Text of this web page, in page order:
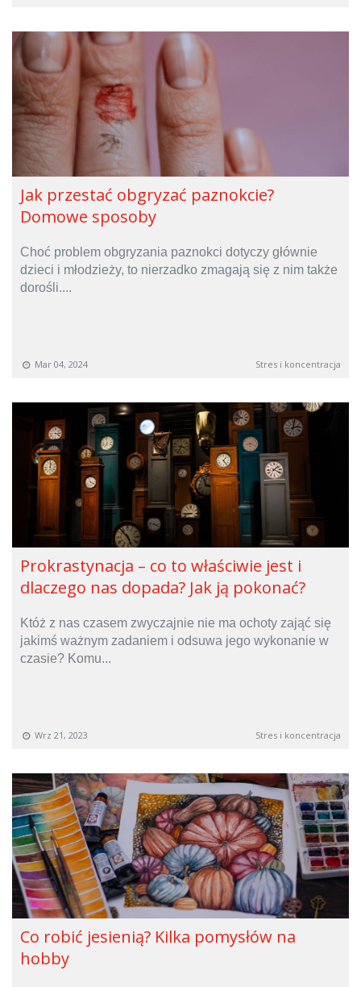
Jak przestać obgryzać paznokcie?
Domowe sposoby
Choć problem obgryzania paznokci dotyczy głównie
dzieci i młodzieży, to nierzadko zmagają się z nim także
dorośli....
Mar 04, 2024 Stres i koncentracja
Prokrastynacja – co to właściwie jest i
dlaczego nas dopada? Jak ją pokonać?
Któż z nas czasem zwyczajnie nie ma ochoty zająć się
jakimś ważnym zadaniem i odsuwa jego wykonanie w
czasie? Komu...
Wrz 21, 2023 Stres i koncentracja
Co robić jesienią? Kilka pomysłów na
hobby